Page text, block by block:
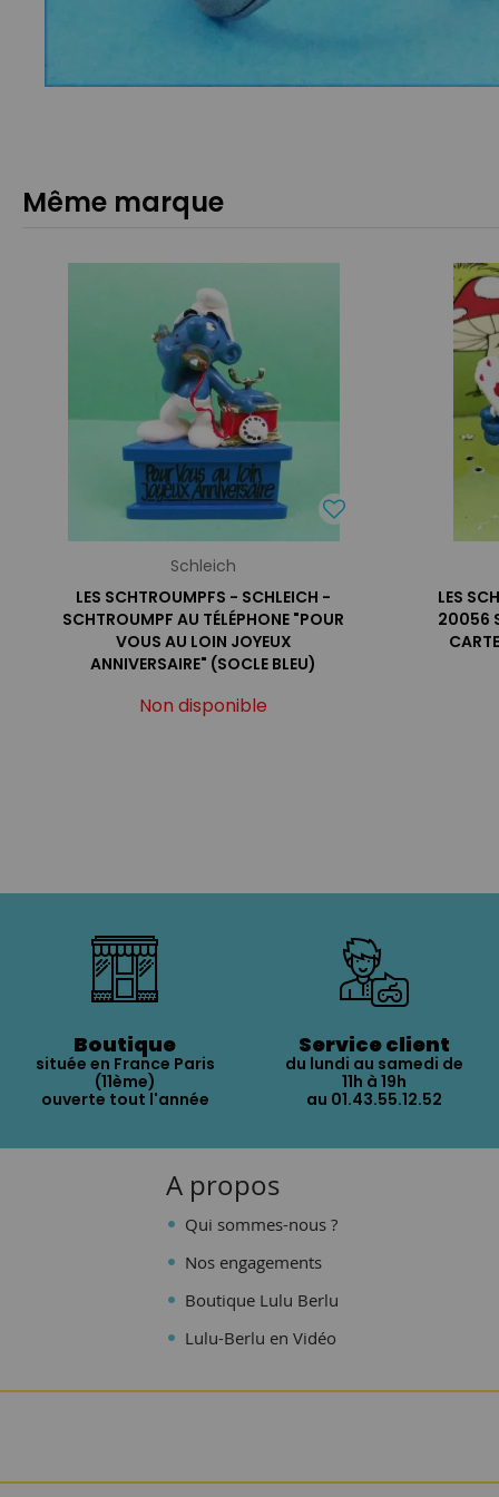
Même marque
Schleich
LES SCHTROUMPFS - SCHLEICH -
SCHTROUMPF AU TÉLÉPHONE "POUR
VOUS AU LOIN JOYEUX
ANNIVERSAIRE" (SOCLE BLEU)
Non disponible
LES
20056
Boutique
située en France Paris
(11ème)
ouverte tout l'année
Service client
du lundi au samedi de
11h à 19h
au 01.43.55.12.52
A propos
Qui sommes-nous ?
Nos engagements
Boutique Lulu Berlu
Lulu-Berlu en Vidéo